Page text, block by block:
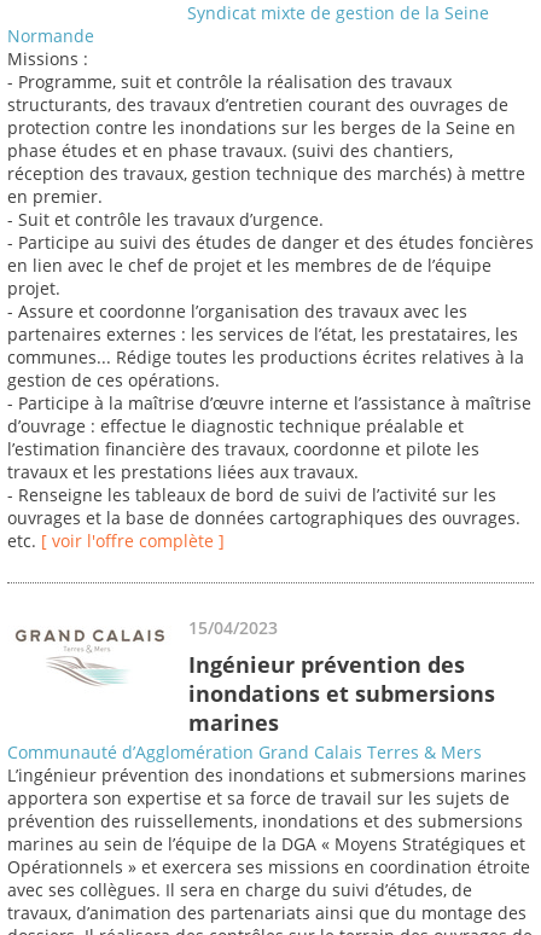
Syndicat mixte de gestion de la Seine
Normande
Missions :
- Programme, suit et contrôle la réalisation des travaux
structurants, des travaux d’entretien courant des ouvrages de
protection contre les inondations sur les berges de la Seine en
phase études et en phase travaux. (suivi des chantiers,
réception des travaux, gestion technique des marchés) à mettre
en premier.
- Suit et contrôle les travaux d’urgence.
- Participe au suivi des études de danger et des études foncières
en lien avec le chef de projet et les membres de de l’équipe
projet.
- Assure et coordonne l’organisation des travaux avec les
partenaires externes : les services de l’état, les prestataires, les
communes... Rédige toutes les productions écrites relatives à la
gestion de ces opérations.
- Participe à la maîtrise d’œuvre interne et l’assistance à maîtrise
d’ouvrage : effectue le diagnostic technique préalable et
l’estimation financière des travaux, coordonne et pilote les
travaux et les prestations liées aux travaux.
- Renseigne les tableaux de bord de suivi de l’activité sur les
ouvrages et la base de données cartographiques des ouvrages.
etc. [ voir l'offre complète ]
15/04/2023
Ingénieur prévention des
inondations et submersions
marines
Communauté d’Agglomération Grand Calais Terres & Mers
L’ingénieur prévention des inondations et submersions marines
apportera son expertise et sa force de travail sur les sujets de
prévention des ruissellements, inondations et des submersions
marines au sein de l’équipe de la DGA « Moyens Stratégiques et
Opérationnels » et exercera ses missions en coordination étroite
avec ses collègues. Il sera en charge du suivi d’études, de
travaux, d’animation des partenariats ainsi que du montage des